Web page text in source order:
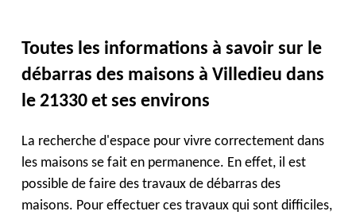
Toutes les informations à savoir sur le
débarras des maisons à Villedieu dans
le 21330 et ses environs
La recherche d'espace pour vivre correctement dans
les maisons se fait en permanence. En effet, il est
possible de faire des travaux de débarras des
maisons. Pour effectuer ces travaux qui sont difficiles,